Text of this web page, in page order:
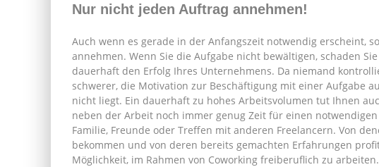
Nur nicht jeden Auftrag annehmen!
Auch wenn es gerade in der Anfangszeit notwendig erscheint,
annehmen. Wenn Sie die Aufgabe nicht bewältigen, schaden
dauerhaft den Erfolg Ihres Unternehmens. Da niemand
schwerer, die Motivation zur Beschäftigung mit einer Aufgabe
nicht liegt. Ein dauerhaft zu hohes Arbeitsvolumen tut Ihnen
neben der Arbeit noch immer genug Zeit für einen
Familie, Freunde oder Treffen mit anderen Freelancern. Von
bekommen und von deren bereits gemachten Erfahrungen
Möglichkeit, im Rahmen von Coworking freiberuflich zu arbeiten.